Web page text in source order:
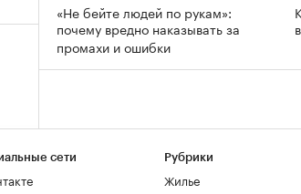
«Не бейте людей по рукам»:
почему вредно наказывать за
промахи и ошибки
сети Рубрики
Жилье